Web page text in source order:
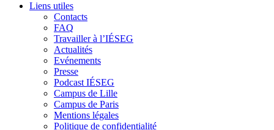
Liens utiles
Contacts
FAQ
Travailler à l’IÉSEG
Actualités
Evénements
Presse
Podcast IÉSEG
Campus de Lille
Campus de Paris
Mentions légales
Politique de confidentialité